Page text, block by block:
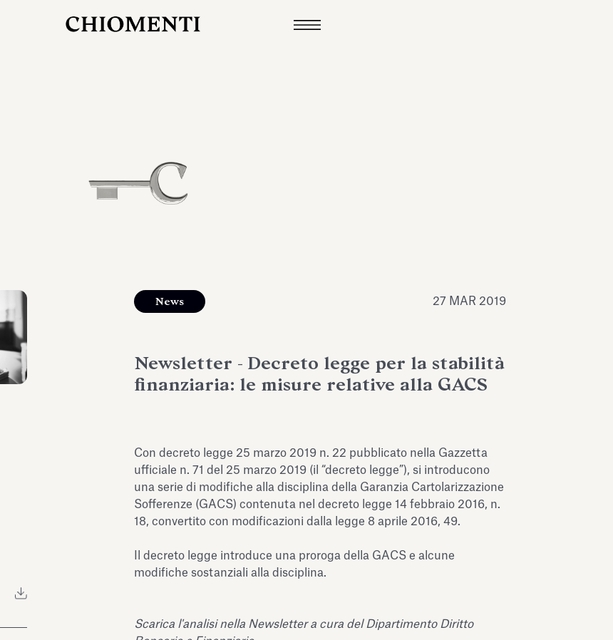
News 27 MAR 2019
Newsletter - Decreto legge per la stabilità
finanziaria: le misure relative alla GACS
Con decreto legge 25 marzo 2019 n. 22 pubblicato nella Gazzetta
ufficiale n. 71 del 25 marzo 2019 (il “decreto legge”), si introducono
una serie di modifiche alla disciplina della Garanzia Cartolarizzazione
Sofferenze (GACS) contenuta nel decreto legge 14 febbraio 2016, n.
18, convertito con modificazioni dalla legge 8 aprile 2016, 49.
Il decreto legge introduce una proroga della GACS e alcune
modifiche sostanziali alla disciplina.
Scarica l'analisi nella Newsletter a cura del Dipartimento Diritto